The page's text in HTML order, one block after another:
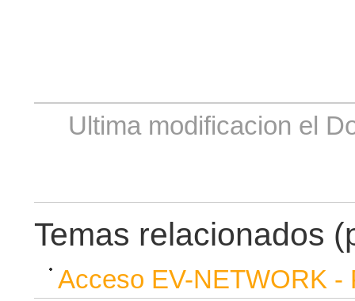
Ultima modificacion el
Temas relacionados
Acceso EV-NETWORK -